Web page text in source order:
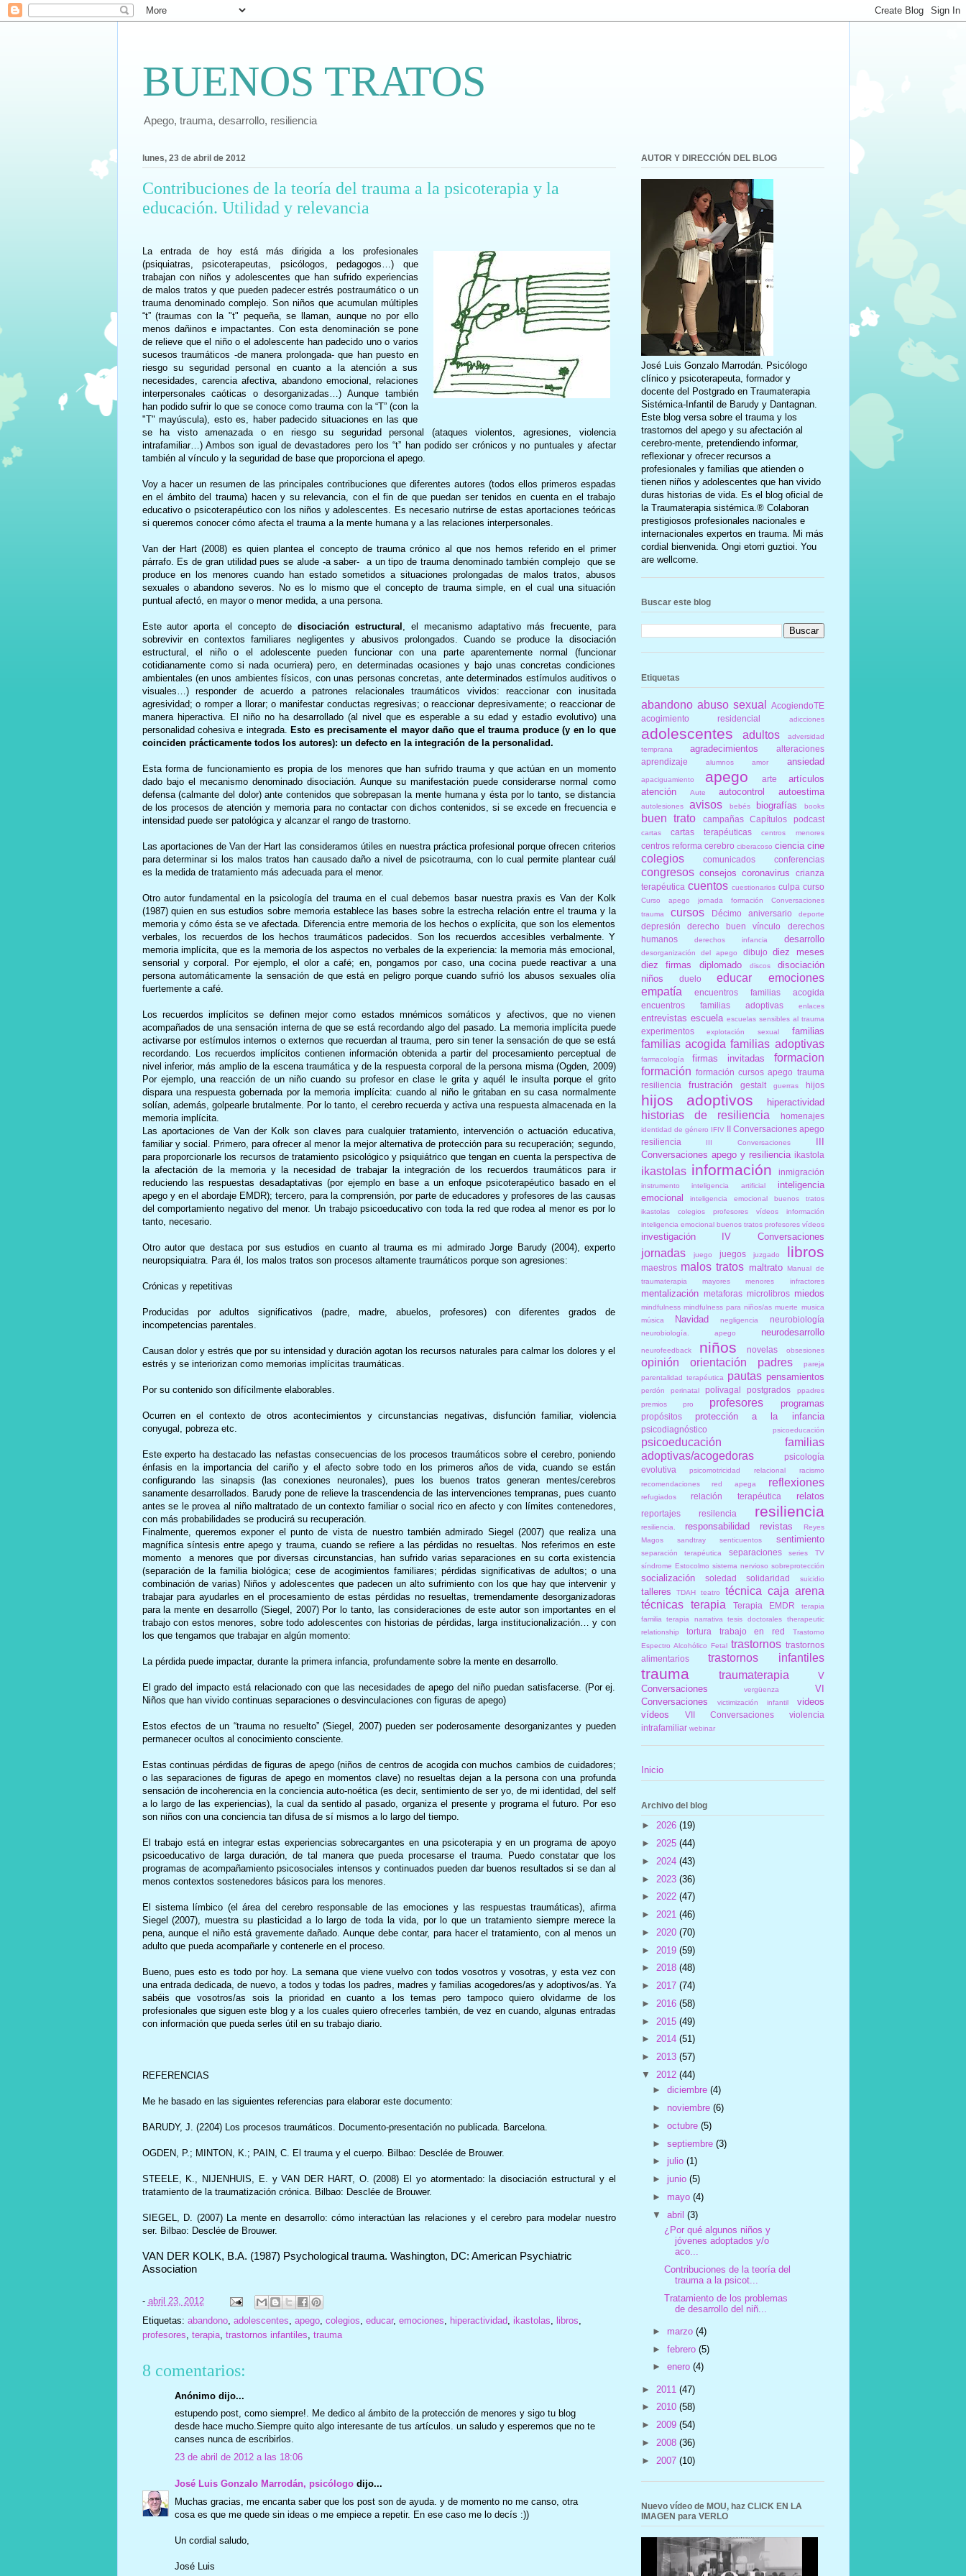
BUENOS TRATOS
Apego, trauma, desarrollo, resiliencia
lunes, 23 de abril de 2012
Contribuciones de la teoría del trauma a la psicoterapia y la
educación. Utilidad y relevancia
La entrada de hoy está más dirigida a los profesionales
(psiquiatras, psicoterapeutas, psicólogos, pedagogos…) que
trabajan con niños y adolescentes que han sufrido experiencias
de malos tratos y que pueden padecer estrés postraumático o un
trauma denominado complejo. Son niños que acumulan múltiples
“t” (traumas con la "t" pequeña, se llaman, aunque no por ello
menos dañinos e impactantes. Con esta denominación se pone
de relieve que el niño o el adolescente han padecido uno o varios
sucesos traumáticos -de manera prolongada- que han puesto en
riesgo su seguridad personal en cuanto a la atención a sus
necesidades, carencia afectiva, abandono emocional, relaciones
interpersonales caóticas o desorganizadas…) Aunque también
han podido sufrir lo que se conoce como trauma con la “T” (con la
"T" mayúscula), esto es, haber padecido situaciones en las que
se ha visto amenazada o en riesgo su seguridad personal (ataques violentos, agresiones, violencia
intrafamiliar…) Ambos son igual de devastadores pero los “t” han podido ser crónicos y no puntuales y afectar
también al vínculo y la seguridad de base que proporciona el apego.
Voy a hacer un resumen de las principales contribuciones que diferentes autores (todos ellos primeros espadas
en el ámbito del trauma) hacen y su relevancia, con el fin de que puedan ser tenidos en cuenta en el trabajo
educativo o psicoterapéutico con los niños y adolescentes. Es necesario nutrirse de estas aportaciones teóricas
si queremos conocer cómo afecta el trauma a la mente humana y a las relaciones interpersonales.
Van der Hart (2008) es quien plantea el concepto de trauma crónico al que nos hemos referido en el primer
párrafo. Es de gran utilidad pues se alude -a saber- a un tipo de trauma denominado también complejo que se
produce en los menores cuando han estado sometidos a situaciones prolongadas de malos tratos, abusos
sexuales o abandono severos. No es lo mismo que el concepto de trauma simple, en el cual una situación
puntual afectó, en mayor o menor medida, a una persona.
Este autor aporta el concepto dedisociación estructural , el mecanismo adaptativo más frecuente, para
sobrevivir en contextos familiares negligentes y abusivos prolongados. Cuando se produce la disociación
estructural, el niño o el adolescente pueden funcionar con una parte aparentemente normal (funcionar
cotidianamente como si nada ocurriera) pero, en determinadas ocasiones y bajo unas concretas condiciones
ambientales (en unos ambientes físicos, con unas personas concretas, ante determinados estímulos auditivos o
visuales…) responder de acuerdo a patrones relacionales traumáticos vividos: reaccionar con inusitada
agresividad; o romper a llorar; o manifestar conductas regresivas; o reaccionar depresivamente; o reaccionar de
manera hiperactiva. El niño no ha desarrollado (al nivel que es esperable a su edad y estadio evolutivo) una
personalidad cohesiva e integrada.Esto es precisamente el mayor daño que el trauma produce (y en lo que
coinciden prácticamente todos los autores): un defecto en la integración de la personalidad.
Esta forma de funcionamiento es propia de los menores que han sufrido trauma y que actúan en un momento
dado bajo el mecanismo denominado disociación. Aunque su manifestación puede considerarse normal como
defensa (calmante del dolor) ante contenidos que sobrepasan la mente humana y ésta por lo tanto, se distancia
de los procesos de atención y memoria para no contactar con dichos contenidos, si se excede en frecuencia e
intensidad puede ser patológica y alcanzar el rango de trastorno.
Las aportaciones de Van der Hart las consideramos útiles en nuestra práctica profesional porque ofrecen criterios
para determinar si los malos tratos han causado daño a nivel de psicotrauma, con lo cual permite plantear cuál
es la medida de tratamiento más adecuada para el menor.
Otro autor fundamental en la psicología del trauma en el cual debemos basar nuestra praxis es Van der Kolk
(1987) quien en sus estudios sobre memoria establece las bases sobre la estrecha relación entre el trauma y la
memoria y cómo ésta se ve afectada. Diferencia entre memoria de los hechos o explícita, que son los elementos
verbales, los recuerdos de los hechos traumáticos padecidos. Son los recuerdos accesibles verbalmente. Y
memoria implícita, que es la memoria de los aspectos no verbales de la experiencia: la memoria más emocional,
sensorial y corporal. Por ejemplo, el olor a café; en, pongamos por caso, una cocina puede reactivar a una
persona automáticamente la sensación de que está en peligro porque cuando sufrió los abusos sexuales olía
fuertemente a café.
Los recuerdos implícitos se definen mejor como estados mnémicos somáticos y afectivos, que no vienen
acompañados de una sensación interna de que se está recordando algo del pasado. La memoria implícita puede
activarse por estímulos internos o externos que recuerdan al trauma, pero sin tener la sensación de que se está
recordando. Los recuerdos implícitos contienen información obtenida a partir del procesamiento perceptual de
nivel inferior, más amplio de la escena traumática y de la respuesta corporal de la persona misma (Ogden, 2009)
Por ejemplo, una reacción de un niño cuando su profesor en clase le grita y aquél le insulta porque el grito
dispara una respuesta gobernada por la memoria implícita: cuando al niño le gritaban en su casa normalmente
solían, además, golpearle brutalmente. Por lo tanto, el cerebro recuerda y activa una respuesta almacenada en la
memoria implícita.
Las aportaciones de Van der Kolk son claves para cualquier tratamiento, intervención o actuación educativa,
familiar y social. Primero, para ofrecer al menor la mejor alternativa de protección para su recuperación; segundo,
para proporcionarle los recursos de tratamiento psicológico y psiquiátrico que tengan en cuenta la perspectiva de
la afectación de la memoria y la necesidad de trabajar la integración de los recuerdos traumáticos para ir
reduciendo las respuestas desadaptativas (por ejemplo en base a un enfoque psicoterapéutico basado en el
apego y en el abordaje EMDR); tercero, para la comprensión, por parte de educadores y profesores de las causas
del comportamiento negativo del menor. Un trabajo psicoeducativo con toda la red que rodea al menor es por lo
tanto, necesario.
Otro autor que destaca por sus estudios en cuanto al trauma es mi admirado Jorge Barudy (2004), experto
neuropsiquiatra. Para él, los malos tratos son procesos altamente traumáticos porque son agresiones:
Crónicas y repetitivas
Producidas por adultos significativos (padre, madre, abuelos, profesores) con diferentes grados de
incompetencias parentales.
Causan dolor y estrés que por su intensidad y duración agotan los recursos naturales para calmar los dolores y el
estrés y se interiorizan como memorias implícitas traumáticas.
Por su contenido son difícilmente elaborables.
Ocurren en el contexto de otros acontecimientos y circunstancias negativas, disfunción familiar, violencia
conyugal, pobreza etc.
Este experto ha destacado las nefastas consecuencias de los procesos traumáticos sobre el cerebro, poniendo
énfasis en la importancia del cariño y el afecto sobre todo en los primeros años de vida, cuando se están
configurando las sinapsis (las conexiones neuronales), pues los buenos tratos generan mentes/cerebros
sanamente desarrollados. Barudy pone de relieve la trascendencia de las intervenciones tempranas, pues cuanto
antes se le provea al niño maltratado de un contexto familiar o social rico en afecto y con límites contenedores,
con más probabilidades se producirá su recuperación.
Finalmente, queremos exponer el punto de vista de nuestro también admirado Siegel (2007) que realiza una
magnífica síntesis entre apego y trauma, cuando se refiere a las pérdidas no resueltas. Nos referimos en este
momento a menores que por diversas circunstancias, han sufrido varias separaciones en su corta existencia
(separación de la familia biológica; cese de acogimientos familiares; pérdidas significativas de adultos; o una
combinación de varias) Niños y adolescentes que padecen un alto sufrimiento con los que hay que intervenir y
trabajar para ayudarles en el procesamiento de estas pérdidas no resueltas, tremendamente desorganizadoras
para la mente en desarrollo (Siegel, 2007) Por lo tanto, las consideraciones de este autor son importantes en el
trabajo con estos menores, sobre todo adolescentes con historias de pérdidas, larga institucionalización… y con
los que tengamos que trabajar en algún momento:
La pérdida puede impactar, durante la primera infancia, profundamente sobre la mente en desarrollo.
El grado del impacto está relacionado con que las necesidades de apego del niño puedan satisfacerse. (Por ej.
Niños que han vivido continuas separaciones o desvinculaciones con figuras de apego)
Estos efectos de un “trauma no resuelto” (Siegel, 2007) pueden ser poderosamente desorganizantes y pueden
permanecer ocultos al conocimiento consciente.
Estas continuas pérdidas de figuras de apego (niños de centros de acogida con muchos cambios de cuidadores;
o las separaciones de figuras de apego en momentos clave) no resueltas dejan a la persona con una profunda
sensación de incoherencia en la conciencia auto-noética (es decir, sentimiento de ser yo, de mi identidad, del self
a lo largo de las experiencias), la cual da sentido al pasado, organiza el presente y programa el futuro. Por eso
son niños con una conciencia tan difusa de sí mismos a lo largo del tiempo.
El trabajo está en integrar estas experiencias sobrecargantes en una psicoterapia y en un programa de apoyo
psicoeducativo de larga duración, de tal manera que pueda procesarse el trauma. Puedo constatar que los
programas de acompañamiento psicosociales intensos y continuados pueden dar buenos resultados si se dan al
menos contextos sostenedores básicos para los menores.
El sistema límbico (el área del cerebro responsable de las emociones y las respuestas traumáticas), afirma
Siegel (2007), muestra su plasticidad a lo largo de toda la vida, por lo que un tratamiento siempre merece la
pena, aunque el niño está gravemente dañado. Aunque debe contar, para hacer el tratamiento, con al menos un
adulto que pueda acompañarle y contenerle en el proceso.
Bueno, pues esto es todo por hoy. La semana que viene vuelvo con todos vosotros y vosotras, y esta vez con
una entrada dedicada, de nuevo, a todos y todas los padres, madres y familias acogedores/as y adoptivos/as. Ya
sabéis que vosotros/as sois la prioridad en cuanto a los temas pero tampoco quiero olvidarme de los
profesionales que siguen este blog y a los cuales quiero ofrecerles también, de vez en cuando, algunas entradas
con información que pueda serles útil en su trabajo diario.
REFERENCIAS
Me he basado en las siguientes referencias para elaborar este documento:
BARUDY, J. (2204) Los procesos traumáticos. Documento-presentación no publicada. Barcelona.
OGDEN, P.; MINTON, K.; PAIN, C. El trauma y el cuerpo. Bilbao: Desclée de Brouwer.
STEELE, K., NIJENHUIS, E. y VAN DER HART, O. (2008) El yo atormentado: la disociación estructural y el
tratamiento de la traumatización crónica. Bilbao: Desclée de Brouwer.
SIEGEL, D. (2007) La mente en desarrollo: cómo interactúan las relaciones y el cerebro para modelar nuestro
ser. Bilbao: Desclée de Brouwer.
VAN DER KOLK, B.A. (1987) Psychological trauma. Washington, DC: American Psychiatric
Association
- abril 23, 2012
Etiquetas: abandono, adolescentes apego, colegios educar, emociones hiperactividad, ikastolas libros
profesores terapia, trastornos infantiles trauma
8 comentarios:
Anónimo dijo...
estupendo post, como siempre!. Me dedico al ámbito de la protección de menores y sigo tu blog
desde hace mucho.Siempre quito algo interesante de tus artículos. un saludo y esperemos que no te
canses nunca de escribirlos.
23 de abril de 2012 a las 18:06
José Luis Gonzalo Marrodán, psicólogodijo...
Muchas gracias, me encanta saber que los post son de ayuda. y de momento no me canso, otra
cosa es que me quede sin ideas o me empiece a repetir. En ese caso me lo decís :))
Un cordial saludo,
José Luis
AUTOR Y DIRECCIÓN DEL BLOG
José Luis Gonzalo Marrodán. Psicólogo
clínico y psicoterapeuta, formador y
docente del Postgrado en Traumaterapia
Sistémica-Infantil de Barudy y Dantagnan.
Este blog versa sobre el trauma y los
trastornos del apego y su afectación al
cerebro-mente, pretendiendo informar,
reflexionar y ofrecer recursos a
profesionales y familias que atienden o
tienen niños y adolescentes que han vivido
duras historias de vida. Es el blog oficial de
la Traumaterapia sistémica.® Colaboran
prestigiosos profesionales nacionales e
internacionales expertos en trauma. Mi más
cordial bienvenida. Ongi etorri guztioi. You
are wellcome.
Buscar este blog
Etiquetas
abandono abuso sexual
AcogiendoTE
acogimiento residencial
adicciones
adolescentes adultos
adversidad
temprana
agradecimientos
alteraciones
aprendizaje
alumnos amor ansiedad
apaciguamiento apego arte
artículos
atención
Aute autocontrol autoestima
autolesiones avisos bebés biografías books
buen trato campañas Capítulos podcast
cartas cartas terapéuticas centros menores
centros reforma cerebro ciberacoso ciencia cine
colegios comunicados conferencias
congresos consejos coronavirus
crianza
terapéutica cuentos cuestionarios culpa curso
Curso apego jornada formación Conversaciones
trauma
cursos Décimo aniversario deporte
depresión derecho buen vínculo
derechos
humanos
derechos infancia desarrollo
desorganización del apego dibujo diez meses
diez firmas
diplomado discos
disociación
niños
duelo educar
emociones
empatía
encuentros familias acogida
encuentros familias adoptivas
enlaces
entrevistas escuela escuelas sensibles al trauma
experimentos explotación sexual familias
familias acogida familias adoptivas
farmacología firmas invitadas
formacion
formación formación cursos apego trauma
resiliencia
frustración gestalt guerras hijos
hijos adoptivos hiperactividad
historias de resiliencia homenajes
identidad de género IFIV II Conversaciones apego
resiliencia
III Conversaciones
III
Conversaciones apego y resiliencia ikastola
ikastolas información inmigración
instrumento inteligencia artificial
inteligencia
emocional
inteligencia emocional buenos tratos
ikastolas colegios profesores vídeos información
inteligencia emocional buenos tratos profesores vídeos
investigación IV Conversaciones
jornadas juego juegos juzgado libros
maestros malos tratos maltrato Manual de
traumaterapia
mayores menores infractores
mentalización metaforas microlibros miedos
mindfulness mindfulness para niños/as muerte musica
música
Navidad negligencia neurobiología
neurobiología. apego neurodesarrollo
neurofeedback niños novelas obsesiones
opinión orientación padres
pareja
parentalidad terapéutica
pautas pensamientos
perdón perinatal polivagal postgrados
ppadres
premios
pro profesores programas
propósitos protección a la infancia
psicodiagnóstico psicoeducación
psicoeducación familias
adoptivas/acogedoras
psicología
evolutiva
psicomotricidad relacional
racismo
recomendaciones
red apega reflexiones
refugiados relación terapéutica relatos
reportajes resilencia resiliencia
resiliencia. responsabilidad revistas
Reyes
Magos
sandtray senticuentos sentimiento
separación terapéutica separaciones
series TV
síndrome Estocolmo sistema nervioso sobreprotección
socialización soledad solidaridad suicidio
talleres TDAH teatro
técnica caja arena
técnicas
terapia Terapia EMDR
terapia
familia
terapia narrativa tesis doctorales
therapeutic
relationship
tortura trabajo en red
Trastorno
Espectro Alcohólico Fetal trastornos trastornos
alimentarios
trastornos infantiles
trauma traumaterapia
V
Conversaciones
vergüenza
VI
Conversaciones
victimización infantil
videos
vídeos
VII Conversaciones
violencia
intrafamiliar webinar
Inicio
Archivo del blog
► 2026 (19)
► 2025 (44)
► 2024 (43)
► 2023 (36)
► 2022 (47)
► 2021 (46)
► 2020 (70)
► 2019 (59)
► 2018 (48)
► 2017 (74)
► 2016 (58)
► 2015 (49)
► 2014 (51)
► 2013 (57)
▼ 2012 (44)
►diciembre(4)
► noviembre(6)
►octubre(5)
►septiembre(3)
►julio(1)
►junio(5)
► mayo(4)
▼abril(3)
¿Por qué algunos niños y
jóvenes adoptados y/o
aco...
Contribuciones de la teoría del
trauma a la psicot...
Tratamiento de los problemas
de desarrollo del niñ...
► marzo(4)
►febrero(5)
►enero(4)
► 2011 (47)
► 2010 (58)
► 2009 (54)
► 2008 (36)
► 2007 (10)
Nuevo vídeo de MOU, haz CLICK EN LA
IMAGEN para VERLO